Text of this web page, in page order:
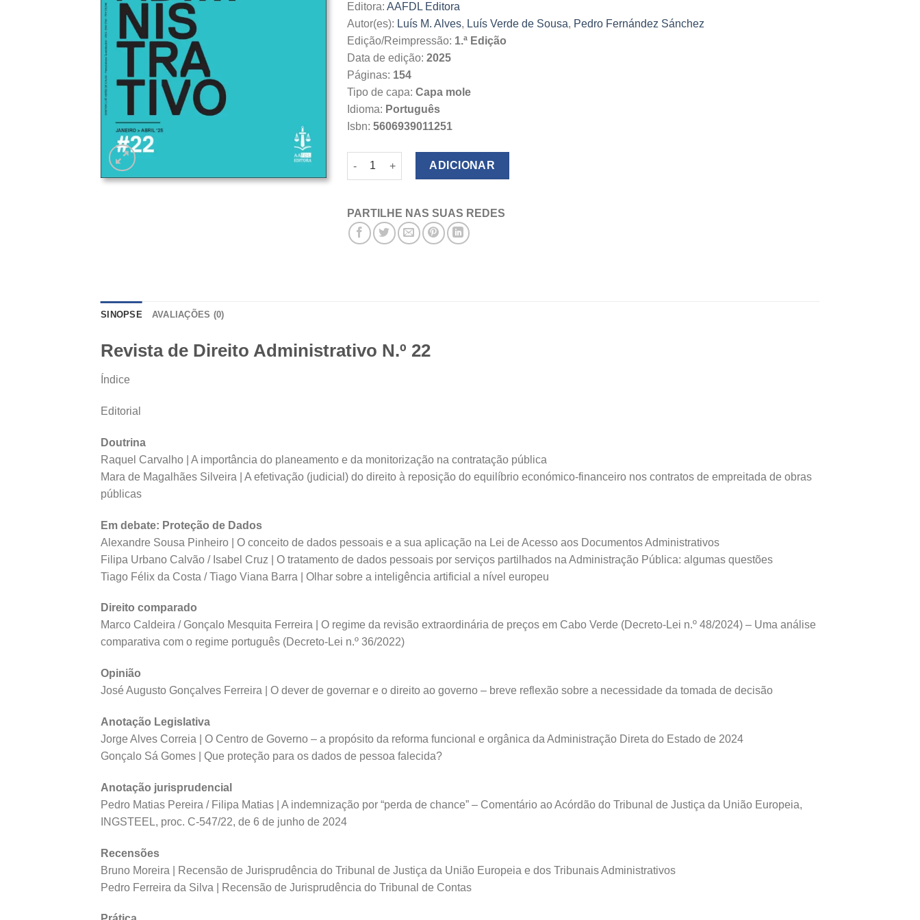
Editora: AAFDL Editora
Autor(es): Luís M. Alves, Luís Verde de Sousa, Pedro Fernández Sánchez
Edição/Reimpressão: 1.ª Edição
Data de edição: 2025
Páginas: 154
Tipo de capa: Capa mole
Idioma: Português
Isbn: 5606939011251
Quantidade de Revista de Direito Administrativo N.º 22
ADICIONAR
PARTILHE NAS SUAS REDES
SINOPSE AVALIAÇÕES (0)
Revista de Direito Administrativo N.º 22
Índice
Editorial
Doutrina
Raquel Carvalho | A importância do planeamento e da monitorização na contratação pública
Mara de Magalhães Silveira | A efetivação (judicial) do direito à reposição do equilíbrio económico-financeiro nos contratos de empreitada de obras
públicas
Em debate: Proteção de Dados
Alexandre Sousa Pinheiro | O conceito de dados pessoais e a sua aplicação na Lei de Acesso aos Documentos Administrativos
Filipa Urbano Calvão / Isabel Cruz | O tratamento de dados pessoais por serviços partilhados na Administração Pública: algumas questões
Tiago Félix da Costa / Tiago Viana Barra | Olhar sobre a inteligência artificial a nível europeu
Direito comparado
Marco Caldeira / Gonçalo Mesquita Ferreira | O regime da revisão extraordinária de preços em Cabo Verde (Decreto-Lei n.º 48/2024) – Uma análise
comparativa com o regime português (Decreto-Lei n.º 36/2022)
Opinião
José Augusto Gonçalves Ferreira | O dever de governar e o direito ao governo – breve reflexão sobre a necessidade da tomada de decisão
Anotação Legislativa
Jorge Alves Correia | O Centro de Governo – a propósito da reforma funcional e orgânica da Administração Direta do Estado de 2024
Gonçalo Sá Gomes | Que proteção para os dados de pessoa falecida?
Anotação jurisprudencial
Pedro Matias Pereira / Filipa Matias | A indemnização por “perda de chance” – Comentário ao Acórdão do Tribunal de Justiça da União Europeia,
INGSTEEL, proc. C-547/22, de 6 de junho de 2024
Recensões
Bruno Moreira | Recensão de Jurisprudência do Tribunal de Justiça da União Europeia e dos Tribunais Administrativos
Pedro Ferreira da Silva | Recensão de Jurisprudência do Tribunal de Contas